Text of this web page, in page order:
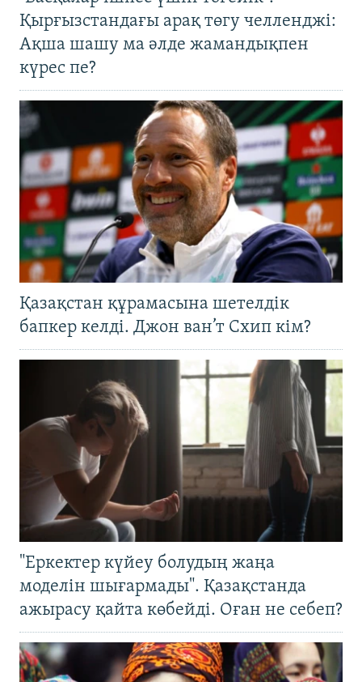
Қырғызстандағы арақ төгу челленджі:
Ақша шашу ма әлде жамандықпен
күрес пе?
Қазақстан құрамасына шетелдік
бапкер келді. Джон ван’т Схип кім?
"Еркектер күйеу болудың жаңа
моделін шығармады". Қазақстанда
ажырасу қайта көбейді. Оған не себеп?